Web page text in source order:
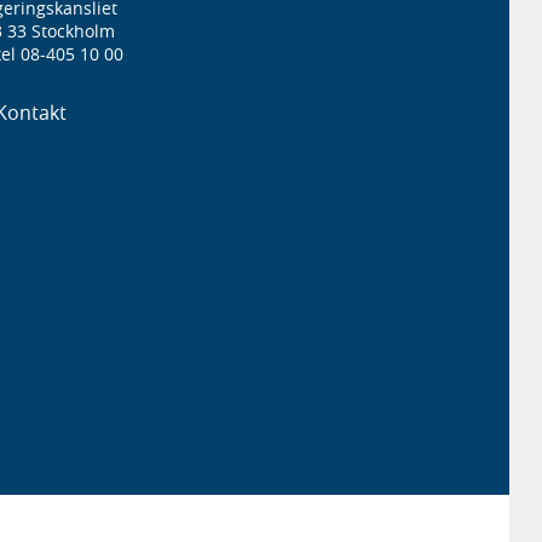
33 Stockholm
08-405 10 00